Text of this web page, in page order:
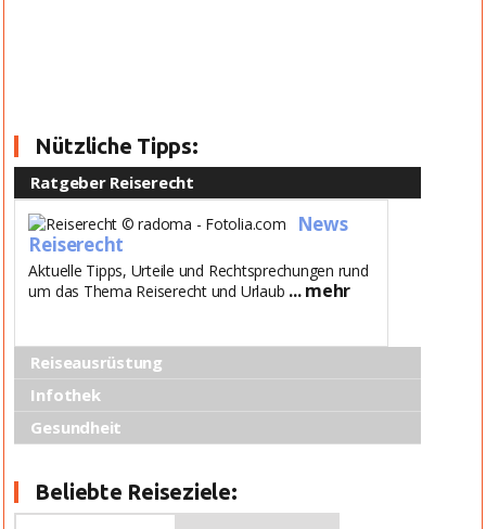
Nützliche Tipps:
Ratgeber Reiserecht
News
Reiserecht
Aktuelle Tipps, Urteile und Rechtsprechungen rund
um das Thema Reiserecht und Urlaub ... mehr
Reiseausrüstung
Infothek
Gesundheit
Beliebte Reiseziele: